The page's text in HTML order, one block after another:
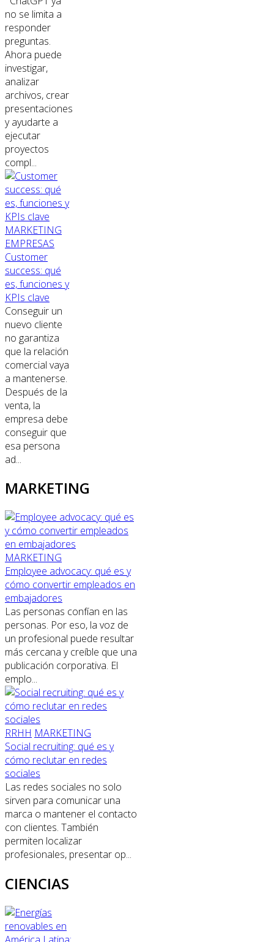
no se limita a
responder
preguntas.
Ahora puede
investigar,
analizar
archivos, crear
presentaciones
y ayudarte a
ejecutar
proyectos
compl...
MARKETING
EMPRESAS
Customer
success: qué
es, funciones y
KPIs clave
Conseguir un
nuevo cliente
no garantiza
que la relación
comercial vaya
a mantenerse.
Después de la
venta, la
empresa debe
conseguir que
esa persona
ad...
MARKETING
MARKETING
Employee advocacy: qué es y
cómo convertir empleados en
embajadores
Las personas confían en las
personas. Por eso, la voz de
un profesional puede resultar
más cercana y creíble que una
publicación corporativa. El
emplo...
RRHH MARKETING
Social recruiting: qué es y
cómo reclutar en redes
sociales
Las redes sociales no solo
sirven para comunicar una
marca o mantener el contacto
con clientes. También
permiten localizar
profesionales, presentar op...
CIENCIAS